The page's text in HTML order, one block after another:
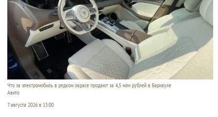
Что за электромобиль в редком окрасе продают за 4,5 млн рублей в Барнауле
Авито
7 августа 2026 в 13:00